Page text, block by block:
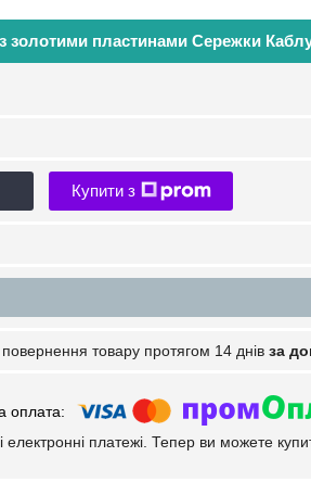
золотими пластинами Сережки
Купити з
повернення товару протягом 14 днів за
електронні платежі. Тепер ви можете